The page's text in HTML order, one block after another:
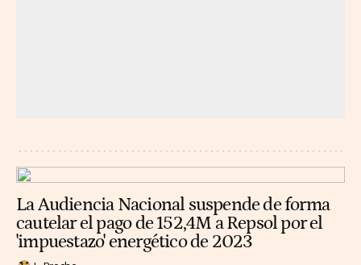
La Audiencia Nacional suspende de forma
cautelar el pago de 152,4M a Repsol por el
'impuestazo' energético de 2023